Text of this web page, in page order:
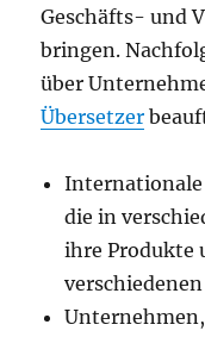
Geschäfts- und
bringen.
über
Übersetzer
die in
ihre Produkte